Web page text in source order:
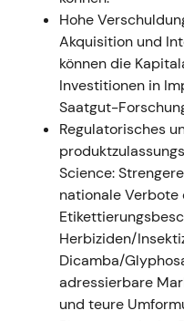
erzielte Rekordumsätze
deutlich verbessertem
stieg auf rund 7,94 EUR.
Investoren begannen,
operativen
angetrieben vom
oben. Die Litigation
Downside-Risiko im
Charttechnisch:
operative Zahlen die
überlagerten.
### Februar–Juni
Bayer gab die
Hohe
Akquisition und
können die
Investitionen in
Saatgut-
Regulatorisches
Science:
nationale Verbote
Herbiziden/
Dicamba/
adressierbare
und teure